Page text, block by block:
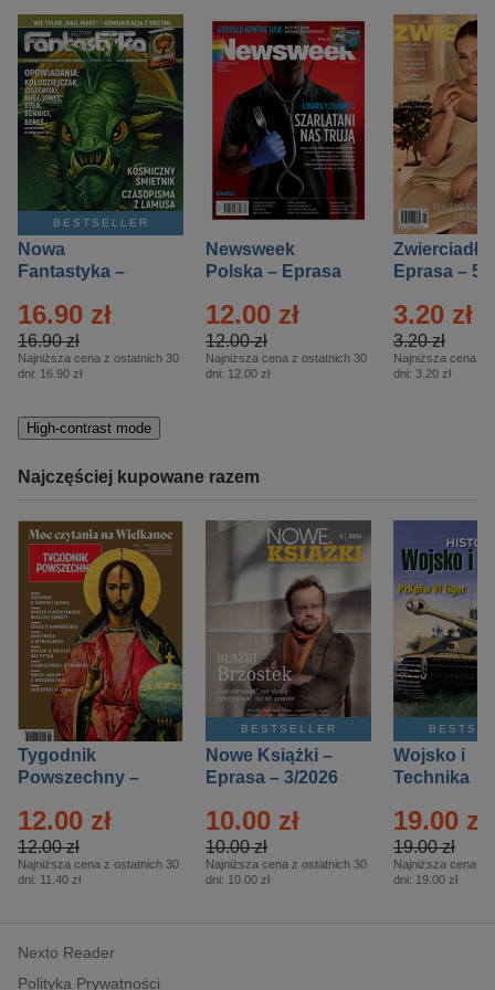
BESTSELLER
Nowa
Fantastyka –
16.90 zł
16.90 zł
Najniższa cena z ostatnich 30
dni: 16.90 zł
Newsweek
Polska – Eprasa
12.00 zł
12.00 zł
Najniższa cena z ostatnich 30
dni: 12.00 zł
Zwierciadło
Eprasa – 5/
3.20 zł
3.20 zł
Najniższa cena z
dni: 3.20 zł
High-contrast mode
Najczęściej kupowane razem
Tygodnik
Powszechny –
12.00 zł
12.00 zł
Najniższa cena z ostatnich 30
dni: 11.40 zł
BESTSELLER
Nowe Książki –
Eprasa – 3/2026
10.00 zł
10.00 zł
Najniższa cena z ostatnich 30
dni: 10.00 zł
Wojsko i
Technika
– 2/2026
19.00 zł
19.00 zł
Najniższa cena z
dni: 19.00 zł
Nexto Reader
Polityka Prywatności